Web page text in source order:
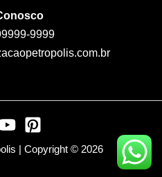
9999
| Copyright © 2026